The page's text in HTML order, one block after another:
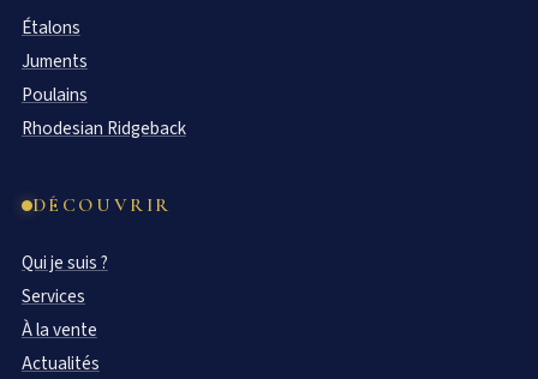
Étalons
Juments
Poulains
Rhodesian Ridgeback
DÉCOUVRIR
Qui je suis ?
Services
À la vente
Actualités